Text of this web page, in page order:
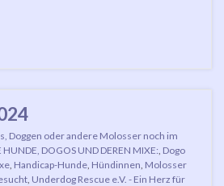
Doggen oder andere Molosser noch im
HUNDE, DOGOS UND DEREN MIXE: Dogo
Handicap-Hunde Hündinnen Molosser
Underdog Rescue e.V. - Ein Herz für